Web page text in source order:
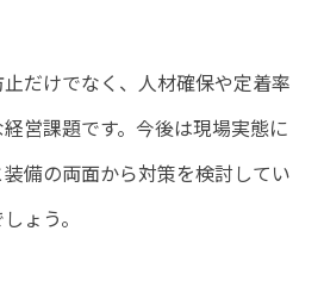
だけでなく、人材確保や定着率
営課題です。今後は現場実態に
備の両面から対策を検討してい
ょう。